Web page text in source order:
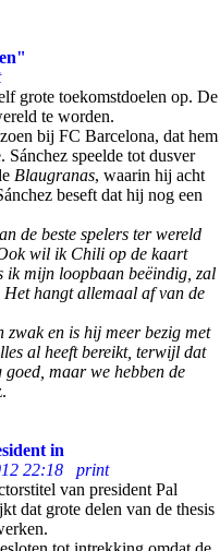
grote toekomstdoelen op. De
te worden.
bij FC Barcelona, dat hem
speelde tot dusver
Blaugranas, waarin hij acht
beseft dat hij nog een
de beste spelers ter wereld
wil ik Chili op de kaart
ik mijn loopbaan beëindig, zal
hangt allemaal af van de
zwak en is hij meer bezig met
al heeft bereikt, terwijl dat
maar we hebben de
in
22:18
print
van president Pal
dat grote delen van de thesis